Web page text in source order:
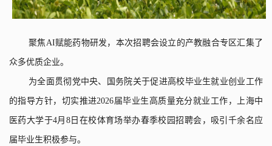
聚焦AI赋能药物研发，本次招聘会设立的产教融合专区汇集了
众多优质企业。
为全面贯彻党中央、国务院关于促进高校毕业生就业创业工作
的指导方针，切实推进2026届毕业生高质量充分就业工作，上海中
医药大学于4月 8日在校体育场举办春季校园招聘会，吸引千余名应
届毕业生积极参与。